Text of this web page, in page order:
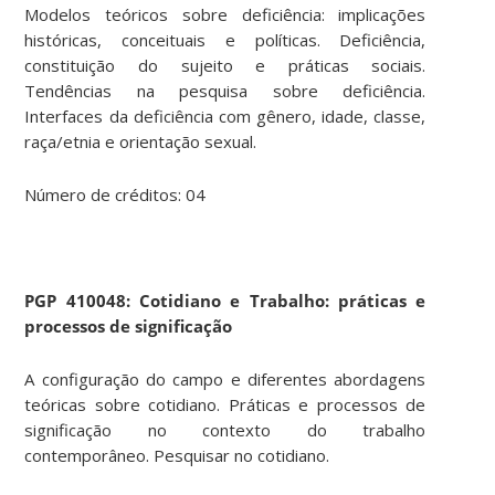
Modelos teóricos sobre deficiência: implicações
históricas, conceituais e políticas. Deficiência,
constituição do sujeito e práticas sociais.
Tendências na pesquisa sobre deficiência.
Interfaces da deficiência com gênero, idade, classe,
raça/etnia e orientação sexual.
Número de créditos: 04
PGP 410048: Cotidiano e Trabalho: práticas e
processos de significação
A configuração do campo e diferentes abordagens
teóricas sobre cotidiano. Práticas e processos de
significação no contexto do trabalho
contemporâneo. Pesquisar no cotidiano.